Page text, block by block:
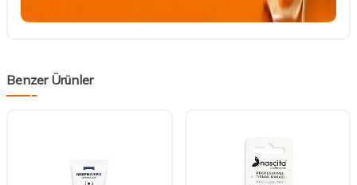
Benzer Ürünler